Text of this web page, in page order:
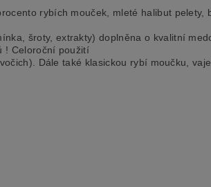
rybích mouček, mleté halibut pelety,
šroty, extrakty) doplněna o kvalitní
! Celoroční použití
Dále také klasickou rybí moučku,